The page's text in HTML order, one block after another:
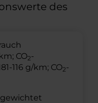
des
CO2-
116 g/km; CO2-
gewichtet